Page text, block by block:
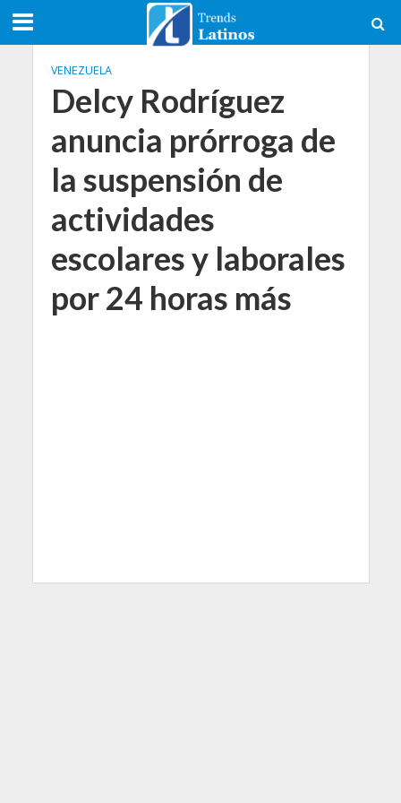
VENEZUELA
Delcy Rodríguez
anuncia prórroga de
la suspensión de
actividades
escolares y laborales
por 24 horas más